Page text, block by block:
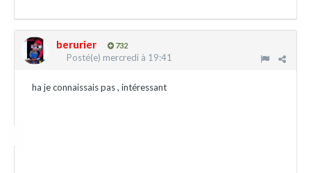
berurier 732
Posté(e) mercredi à 19:41
ha je connaissais pas , intéressant